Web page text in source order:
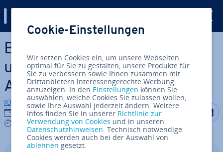
Zum Haupt­in­halt springen
Bill-Splitting – Kosten teilen
und Ausgaben managen per
App
IONOS Redaktion
02.12.2025
8 mins
Auf Auf
Cookie-Einstellungen
Wir setzen Cookies ein, um unsere Webseiten
optimal für Sie zu gestalten, unsere Produkte für
Sie zu verbessern sowie Ihnen zusammen mit
Drittanbietern interessengerechte Werbung
anzuzeigen. In den Einstellungen können Sie
auswählen, welche Cookies Sie zulassen wollen,
sowie Ihre Auswahl jederzeit ändern. Weitere
Infos finden Sie in unserer Richtlinie zur
Verwendung von Cookies und in unseren
Datenschutzhinweisen. Technisch notwendige
Cookies werden auch bei der Auswahl von
ablehnen gesetzt.